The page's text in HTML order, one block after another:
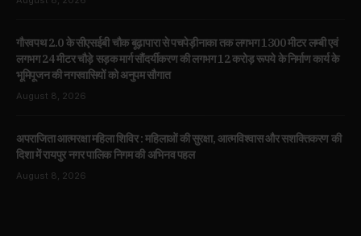
गौरवपथ 2.0 के सीएसईबी चौक बूढ़ापारा से पचपेड़ीनाका तक लगभग 1300 मीटर लम्बी एवं
लगभग 24 मीटर चौड़े सड़क मार्ग सौंदर्यीकरण की लगभग 12 करोड़ रूपये के निर्माण कार्य के
भूमिपूजन की नगरवासियों को अनुपम सौगात
August 8, 2026
अपराजिता आत्मरक्षा महिला शिविर : महिलाओं की सुरक्षा, आत्मविश्वास और सशक्तिकरण की
दिशा में रायपुर नगर पालिक निगम की अभिनव पहल
August 8, 2026